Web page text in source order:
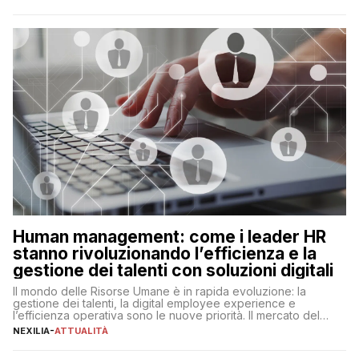
operazioni, bensì comporta […]
Human management: come i leader HR
stanno rivoluzionando l’efficienza e la
gestione dei talenti con soluzioni digitali
Il mondo delle Risorse Umane è in rapida evoluzione: la
gestione dei talenti, la digital employee experience e
l’efficienza operativa sono le nuove priorità. Il mercato del
lavoro, d’altra parte, è sempre più competitivo con una lotta
NEXILIA-ATTUALITÀ